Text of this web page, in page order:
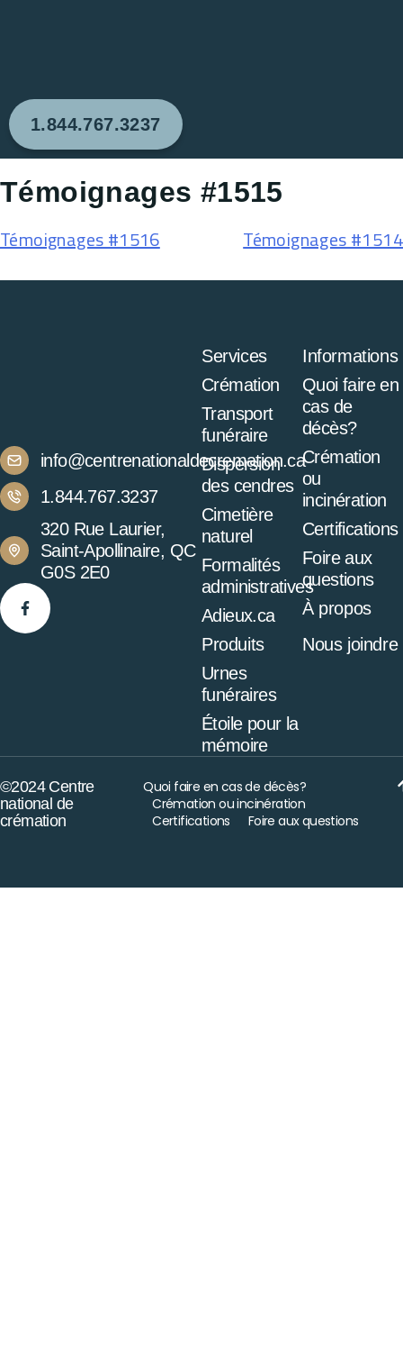
1.844.767.3237
Témoignages #1515
Témoignages #1516 Témoignages #1514
info@centrenationaldecremation.ca
1.844.767.3237
320 Rue Laurier,
Saint-Apollinaire, QC
G0S 2E0
Services
Crémation
Transport
funéraire
Dispersion
des cendres
Cimetière
naturel
Formalités
administratives
Adieux.ca
Produits
Urnes
funéraires
Étoile pour la
mémoire
Informations
Quoi faire en
cas de
décès?
Crémation
ou
incinération
Certifications
Foire aux
questions
À propos
Nous joindre
©2024 Centre
national de
crémation
Quoi faire en cas de décès?
Crémation ou incinération
Certifications
Foire aux questions